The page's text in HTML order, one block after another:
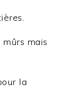
mais
la